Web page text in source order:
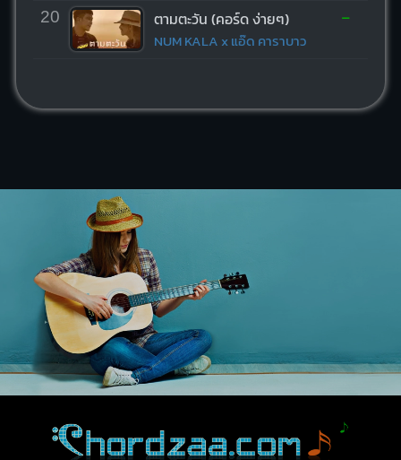
20 ตามตะวัน (คอร์ด ง่ายๆ)
NUM KALA x แอ๊ด คาราบาว
-